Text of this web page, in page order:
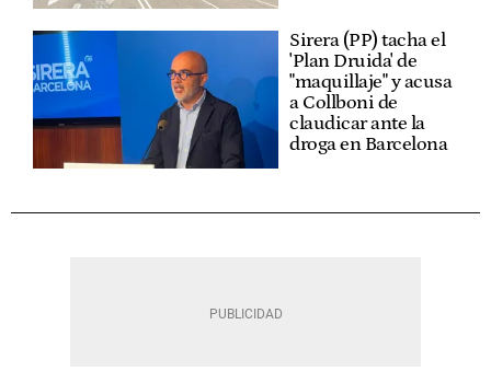
Sirera (PP) tacha el
'Plan Druida' de
"maquillaje" y acusa
a Collboni de
claudicar ante la
droga en Barcelona